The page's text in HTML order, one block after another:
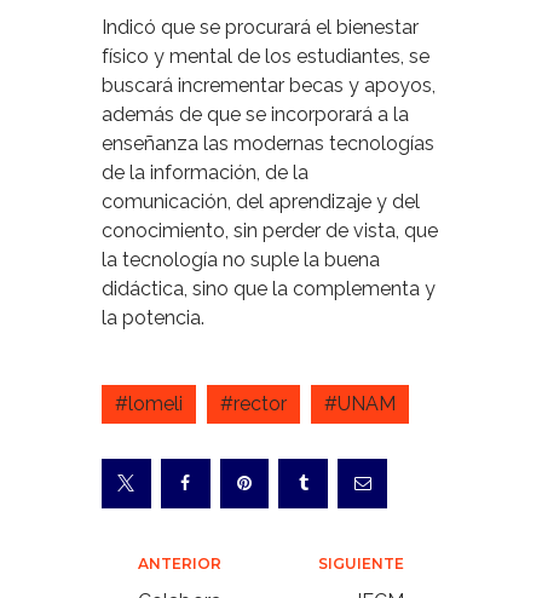
Indicó que se procurará el bienestar
físico y mental de los estudiantes, se
buscará incrementar becas y apoyos,
además de que se incorporará a la
enseñanza las modernas tecnologías
de la información, de la
comunicación, del aprendizaje y del
conocimiento, sin perder de vista, que
la tecnología no suple la buena
didáctica, sino que la complementa y
la potencia.
#lomeli #rector #UNAM
Navegación
ANTERIOR SIGUIENTE